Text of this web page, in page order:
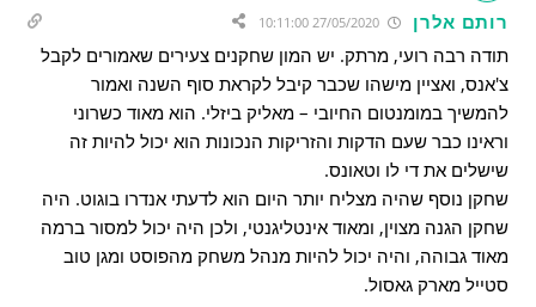
רותם אלרן
תודה רבה רועי, מרתק. יש המון שחקנים צעירים שאמורים לקבל
צ'אנס, ואציין מישהו שכבר קיבל לקראת סוף השנה ואמור
להמשיך במומנטום החיובי – מאליק ביזלי. הוא מאוד כשרוני
וראינו כבר שעם הדקות והזריקות הנכונות הוא יכול להיות זה
שישלים את די לו וטאונס.
שחקן נוסף שהיה מצליח יותר היום הוא לדעתי אנדרו בוגוט. היה
שחקן הגנה מצוין, ומאוד אינטליגנטי, ולכן היה יכול למסור ברמה
מאוד גבוהה, והיה יכול להיות מנהל משחק מהפוסט ומגן טוב
סטייל מארק גאסול.